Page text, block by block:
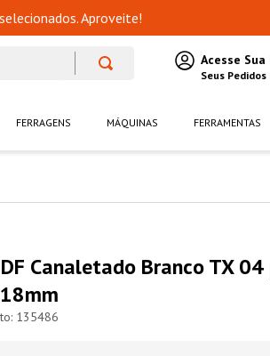
Aproveite!
FERRAGENS MÁQUINAS FERRAMENTAS
Canaletado Branco TX
135486